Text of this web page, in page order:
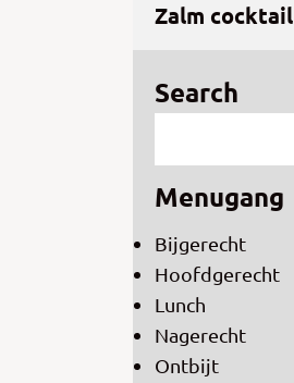
Zalm cocktail
Search
Menugang
Bijgerecht
Hoofdgerecht
Lunch
Nagerecht
Ontbijt